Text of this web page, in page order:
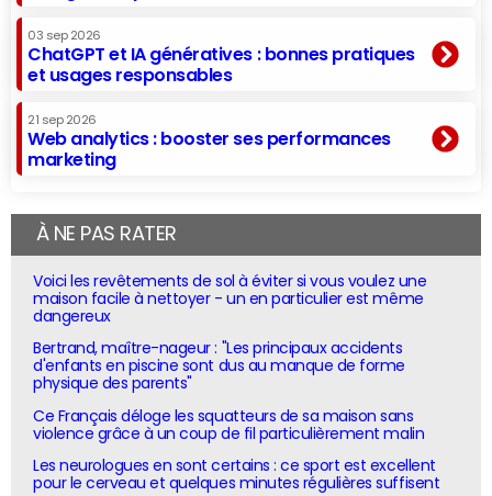
03 sep 2026
ChatGPT et IA génératives : bonnes pratiques
et usages responsables
21 sep 2026
Web analytics : booster ses performances
marketing
À NE PAS RATER
Voici les revêtements de sol à éviter si vous voulez une
maison facile à nettoyer - un en particulier est même
dangereux
Bertrand, maître-nageur : "Les principaux accidents
d'enfants en piscine sont dus au manque de forme
physique des parents"
Ce Français déloge les squatteurs de sa maison sans
violence grâce à un coup de fil particulièrement malin
Les neurologues en sont certains : ce sport est excellent
pour le cerveau et quelques minutes régulières suffisent